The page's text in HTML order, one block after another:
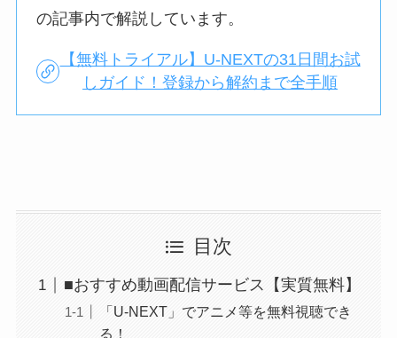
の記事内で解説しています。
【無料トライアル】U-NEXTの31日間お試
しガイド！登録から解約まで全手順
目次
■おすすめ動画配信サービス【実質無料】
「U-NEXT」でアニメ等を無料視聴でき
る！